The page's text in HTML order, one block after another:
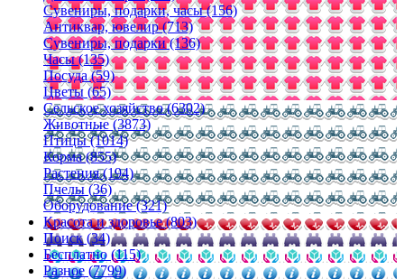
Сувениры, подарки, часы (156)
Антиквар, ювелир (713)
Сувениры, подарки (136)
Часы (135)
Посуда (59)
Цветы (65)
Сельское хозяйство (6302)
Животные (3873)
Птицы (1014)
Корма (855)
Растения (194)
Пчелы (36)
Оборудование (321)
Красота и здоровье (803)
Поиск (34)
Бесплатно (115)
Разное (7799)